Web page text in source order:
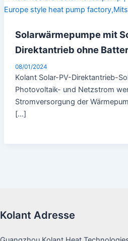
Solarwärmepumpe mit
Direktantrieb ohne
08/01/2024
Kolant Solar-PV-Direktantrieb-
Photovoltaik- und Netzstrom
Stromversorgung der
[…]
Kolant Adresse